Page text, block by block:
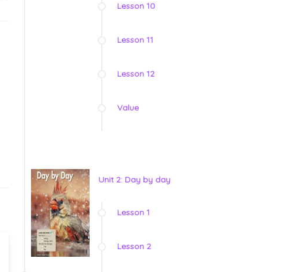
Lesson 10
Lesson 11
Lesson 12
Value
Unit 2: Day by day
Lesson 1
Lesson 2